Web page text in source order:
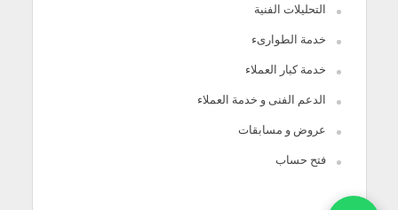
التحليلات الفنية
خدمة الطوارىء
خدمة كبار العملاء
الدعم الفنى و خدمة العملاء
عروض و مسابقات
فتح حساب